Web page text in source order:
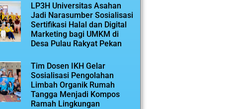
LP3H Universitas Asahan
Jadi Narasumber Sosialisasi
Sertifikasi Halal dan Digital
Marketing bagi UMKM di
Desa Pulau Rakyat Pekan
Tim Dosen IKH Gelar
Sosialisasi Pengolahan
Limbah Organik Rumah
Tangga Menjadi Kompos
Ramah Lingkungan